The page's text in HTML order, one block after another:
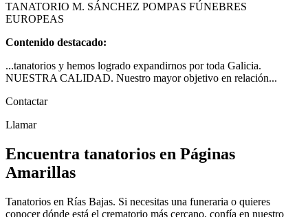
TANATORIO M. SÁNCHEZ POMPAS FÚNEBRES
EUROPEAS
Contenido destacado:
...tanatorios y hemos logrado expandirnos por toda Galicia.
NUESTRA CALIDAD. Nuestro mayor objetivo en relación...
Contactar
Llamar
Encuentra tanatorios en Páginas
Amarillas
Tanatorios en Rías Bajas. Si necesitas una funeraria o quieres
conocer dónde está el crematorio más cercano, confía en nuestro